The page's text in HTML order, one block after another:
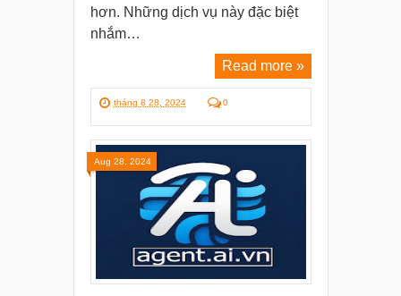
hơn. Những dịch vụ này đặc biệt
nhắm…
Read more »
tháng 8 28, 2024 0
Aug 28, 2024